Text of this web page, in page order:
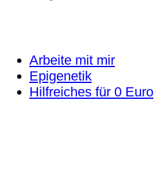
Arbeite mit mir
Epigenetik
Hilfreiches für 0 Euro